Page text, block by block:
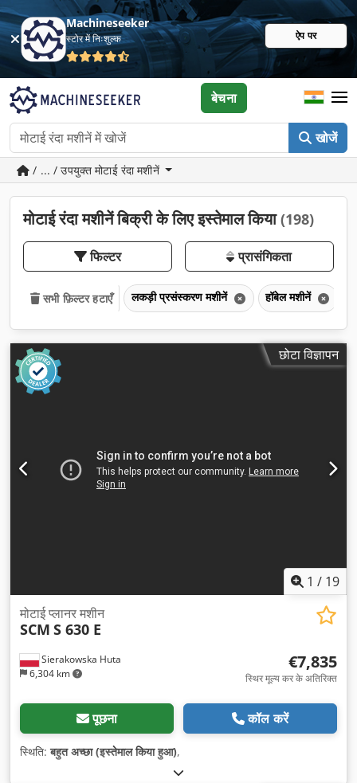
Machineseeker
स्टोर में निःशुल्क ऐप पर
खोजें
बेचना
/ ... / उपयुक्त मोटाई रंदा मशीनें
मोटाई रंदा मशीनें बिक्री के लिए इस्तेमाल किया(198)
फिल्टर प्रासंगिकता
सभी फ़िल्टर हटाएँ लकड़ी प्रसंस्करण मशीनें हॉबेल मशीनें
छोटा विज्ञापन
1 / 19
Sierakowska Huta
6,304 km
मोटाई प्लानर मशीन
SCM S 630 E
€7,835
स्थिर मूल्य कर के अतिरिक्त
पूछना कॉल करें
स्थिति:बहुत अच्छा (इस्तेमाल किया हुआ),